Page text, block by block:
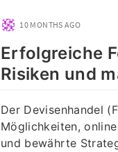
10 MONTHS AGO
Erfolgreiche
Risiken und
Der Devisenhandel
Möglichkeiten,
und bewährte